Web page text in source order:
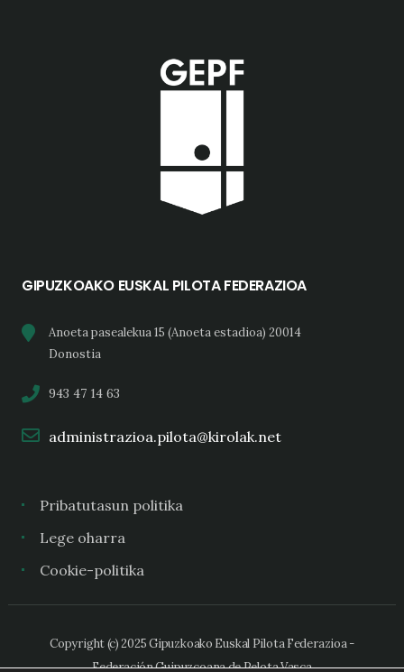
GIPUZKOAKO EUSKAL PILOTA FEDERAZIOA
Anoeta pasealekua 15 (Anoeta estadioa) 20014
Donostia
943 47 14 63
administrazioa.pilota@kirolak.net
Pribatutasun politika
Lege oharra
Cookie-politika
Copyright (c) 2025 Gipuzkoako Euskal Pilota Federazioa -
Federación Guipuzcoana de Pelota Vasca